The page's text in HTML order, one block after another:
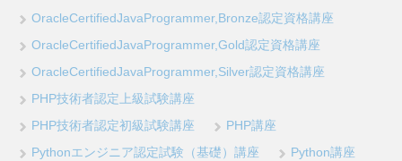
OracleCertifiedJavaProgrammer,Bronze認定資格講座
OracleCertifiedJavaProgrammer,Gold認定資格講座
OracleCertifiedJavaProgrammer,Silver認定資格講座
PHP技術者認定上級試験講座
PHP技術者認定初級試験講座
PHP講座
Pythonエンジニア認定試験（基礎）講座
Python講座